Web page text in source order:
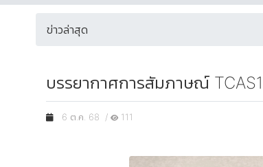
ข่าวล่าสุด
บรรยากาศการสัมภาษณ์
6 ต.ค. 68 / 111